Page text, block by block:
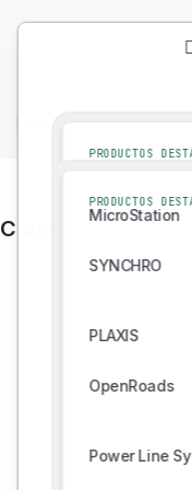
PRODUCTOS
MicroStation
SYNCHRO
OpenRoads
PRODUCTOS
MicroStation
SYNCHRO
PLAXIS
OpenRoads
Power Line
Inicio Bentley
Connect With